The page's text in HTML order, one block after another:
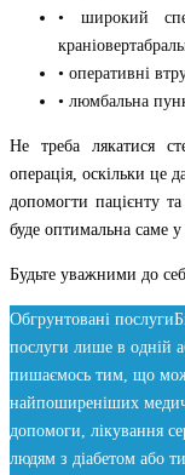
• широкий
• оперативні
• люмбальна
Не треба лякатися
операція, оскільки це
допомогти пацієнту
буде оптимальна саме
Будьте уважними до
Обгрунтовані послуги
послуги лише в одній
пишаємось тим, що
найпоширеніших
допомоги, лікування
людям з діабетом або